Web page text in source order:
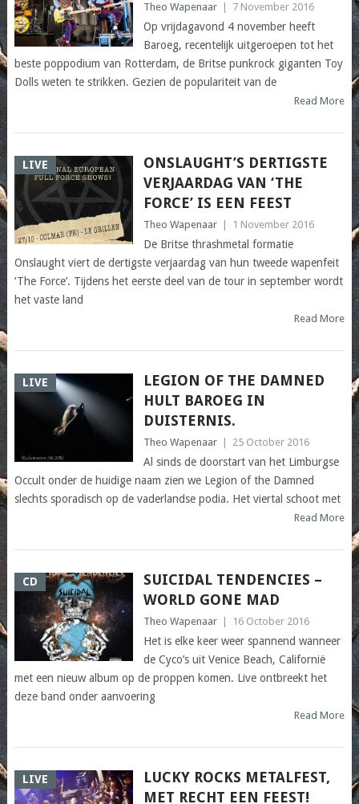
Theo Wapenaar 7 November 2016
Op vrijdagavond 4 november heeft
Baroeg, recentelijk uitgeroepen tot het
beste poppodium van Rotterdam, de Britse punkrock giganten Toy
Dolls weten te strikken. Gezien de populariteit van de
Read More
LIVE
ONSLAUGHT’S DERTIGSTE
VERJAARDAG VAN ‘THE
FORCE’ IS EEN FEEST
Theo Wapenaar 1 November 2016
De Britse thrashmetal formatie
Onslaught viert de dertigste verjaardag van hun tweede wapenfeit
‘The Force’. Tijdens het eerste deel van de tour in september wordt
het vaste land
Read More
LIVE
LEGION OF THE DAMNED
HULT BAROEG IN
DUISTERNIS.
Theo Wapenaar 25 October 2016
Al sinds de doorstart van het Limburgse
Occult onder de huidige naam zien we Legion of the Damned
slechts sporadisch op de vaderlandse podia. Het viertal schoot met
Read More
CD
SUICIDAL TENDENCIES –
WORLD GONE MAD
Theo Wapenaar 16 October 2016
Het is elke keer weer spannend wanneer
de Cyco’s uit Venice Beach, Californië
met een nieuw album op de proppen komen. Live ontbreekt het
deze band onder aanvoering
Read More
LIVE
LUCKY ROCKS METALFEST,
MET RECHT EEN FEEST!